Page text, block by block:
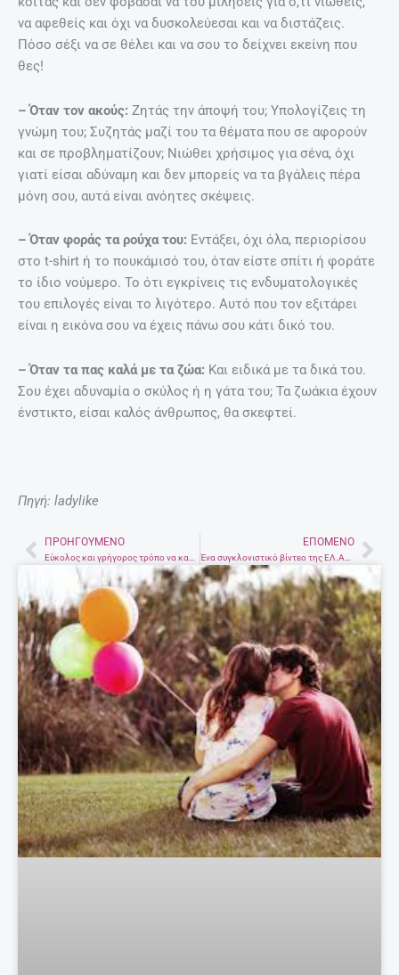
να αφεθείς και όχι να δυσκολεύεσαι και να διστάζεις.
Πόσο σέξι να σε θέλει και να σου το δείχνει εκείνη που
θες!
– Όταν τον ακούς: Ζητάς την άποψή του; Υπολογίζεις τη
γνώμη του; Συζητάς μαζί του τα θέματα που σε αφορούν
και σε προβληματίζουν; Νιώθει χρήσιμος για σένα, όχι
γιατί είσαι αδύναμη και δεν μπορείς να τα βγάλεις πέρα
μόνη σου, αυτά είναι ανόητες σκέψεις.
– Όταν φοράς τα ρούχα του: Εντάξει, όχι όλα, περιορίσου
στο t-shirt ή το πουκάμισό του, όταν είστε σπίτι ή φοράτε
το ίδιο νούμερο. Το ότι εγκρίνεις τις ενδυματολογικές
του επιλογές είναι το λιγότερο. Αυτό που τον εξιτάρει
είναι η εικόνα σου να έχεις πάνω σου κάτι δικό του.
– Όταν τα πας καλά με τα ζώα: Και ειδικά με τα δικά του.
Σου έχει αδυναμία ο σκύλος ή η γάτα του; Τα ζωάκια έχουν
ένστικτο, είσαι καλός άνθρωπος, θα σκεφτεί.
Πηγή: ladylike
PrevΠΡΟΗΓΟΎΜΕΝΟ ΕΠΌΜΕΝΟ